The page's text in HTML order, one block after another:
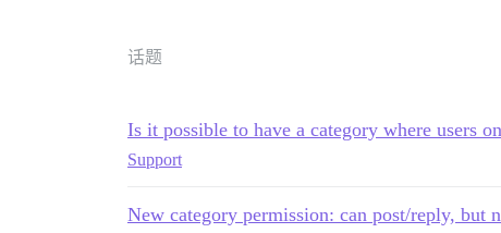
话题
Is it possible to have a category where users
Support
New category permission: can post/reply, but